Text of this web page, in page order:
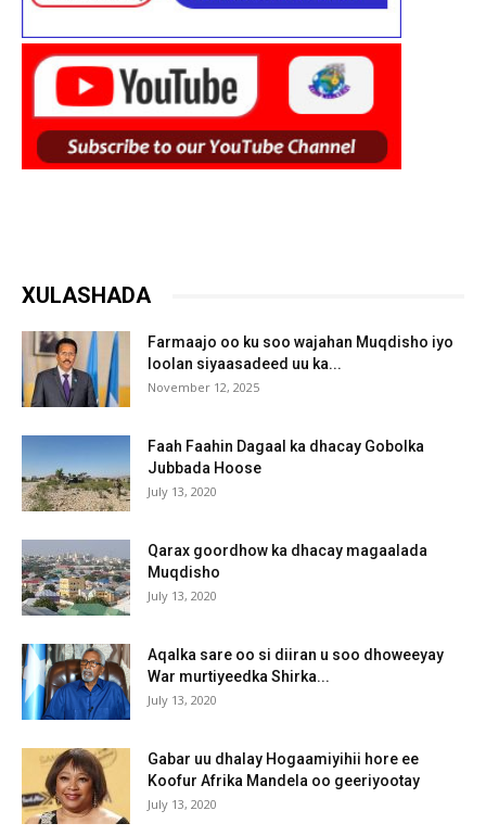
XULASHADA
Farmaajo oo ku soo wajahan Muqdisho iyo
loolan siyaasadeed uu ka...
November 12, 2025
Faah Faahin Dagaal ka dhacay Gobolka
Jubbada Hoose
July 13, 2020
Qarax goordhow ka dhacay magaalada
Muqdisho
July 13, 2020
Aqalka sare oo si diiran u soo dhoweeyay
War murtiyeedka Shirka...
July 13, 2020
Gabar uu dhalay Hogaamiyihii hore ee
Koofur Afrika Mandela oo geeriyootay
July 13, 2020